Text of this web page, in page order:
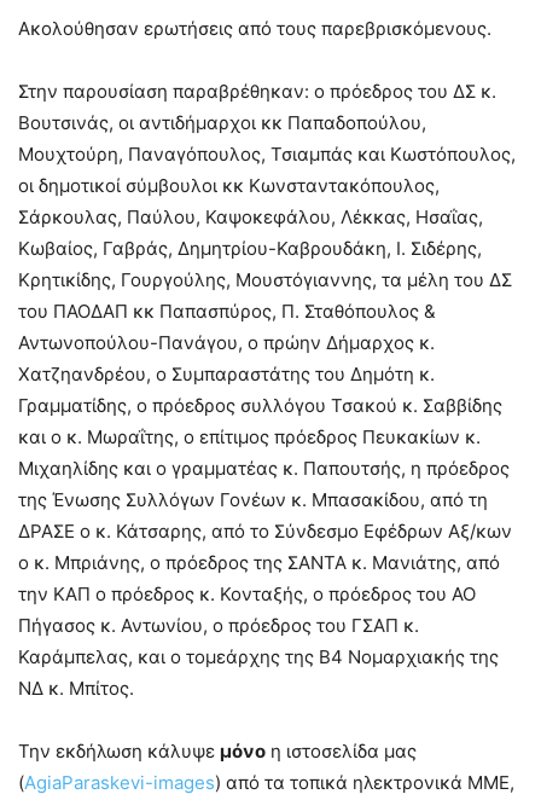
Ακολούθησαν ερωτήσεις από τους παρεβρισκόμενους.
Στην παρουσίαση παραβρέθηκαν: ο πρόεδρος του ΔΣ κ.
Βουτσινάς, οι αντιδήμαρχοι κκ Παπαδοπούλου,
Μουχτούρη, Παναγόπουλος, Τσιαμπάς και Κωστόπουλος,
οι δημοτικοί σύμβουλοι κκ Κωνσταντακόπουλος,
Σάρκουλας, Παύλου, Καψοκεφάλου, Λέκκας, Ησαΐας,
Κωβαίος, Γαβράς, Δημητρίου-Καβρουδάκη, Ι. Σιδέρης,
Κρητικίδης, Γουργούλης, Μουστόγιαννης, τα μέλη του ΔΣ
του ΠΑΟΔΑΠ κκ Παπασπύρος, Π. Σταθόπουλος &
Αντωνοπούλου-Πανάγου, ο πρώην Δήμαρχος κ.
Χατζηανδρέου, ο Συμπαραστάτης του Δημότη κ.
Γραμματίδης, ο πρόεδρος συλλόγου Τσακού κ. Σαββίδης
και ο κ. Μωραΐτης, ο επίτιμος πρόεδρος Πευκακίων κ.
Μιχαηλίδης και ο γραμματέας κ. Παπουτσής, η πρόεδρος
της Ένωσης Συλλόγων Γονέων κ. Μπασακίδου, από τη
ΔΡΑΣΕ ο κ. Κάτσαρης, από το Σύνδεσμο Εφέδρων Αξ/κων
ο κ. Μπριάνης, ο πρόεδρος της ΣΑΝΤΑ κ. Μανιάτης, από
την ΚΑΠ ο πρόεδρος κ. Κονταξής, ο πρόεδρος του ΑΟ
Πήγασος κ. Αντωνίου, ο πρόεδρος του ΓΣΑΠ κ.
Καράμπελας, και ο τομεάρχης της Β4 Νομαρχιακής της
ΝΔ κ. Μπίτος.
Την εκδήλωση κάλυψε μόνο η ιστοσελίδα μας
(AgiaParaskevi-images) από τα τοπικά ηλεκτρονικά ΜΜΕ,